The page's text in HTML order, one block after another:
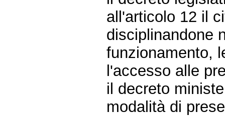
all'articolo 12 il
disciplinandone
funzionamento,
l'accesso alle
il decreto
modalità di